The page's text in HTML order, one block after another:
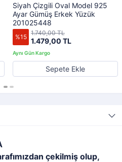
Siyah Çizgili Oval Model 925
Ayar Gümüş Erkek Yüzük
201025448
%15 1.479,00 TL
1.740,00 TL
Sepete Ekle
çekilmiş olup,